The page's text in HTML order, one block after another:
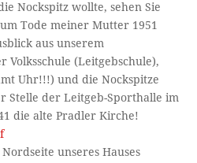
Nockspitz wollte, sehen Sie
Tode meiner Mutter 1951
aus unserem
Volksschule (Leitgebschule),
Uhr!!!) und die Nockspitze
Stelle der Leitgeb-Sporthalle im
die alte Pradler Kirche!
unseres Hauses